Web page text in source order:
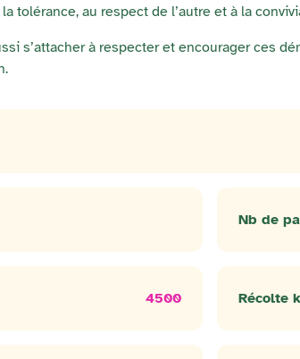
tolérance, au respect de l’autre et à la
s’attacher à respecter et encourager ces
Nb de
4500 Récolte